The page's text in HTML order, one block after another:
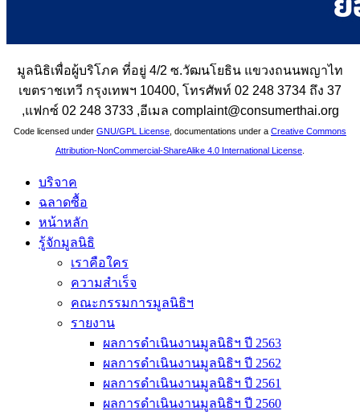
มูลนิธิเพื่อผู้บริโภค ที่อยู่ 4/2 ซ.วัฒนโยธิน แขวงถนนพญาไท
เขตราชเทวี กรุงเทพฯ 10400, โทรศัพท์ 02 248 3734 ถึง 37
,แฟกซ์ 02 248 3733 ,อีเมล complaint@consumerthai.org
Code licensed under GNU/GPL License , documentations under a Creative Commons
Attribution-NonCommercial-ShareAlike 4.0 International License
บริจาค
ฉลาดซื้อ
หน้าหลัก
รู้จักมูลนิธิ
เราคือใคร
ความสำเร็จ
คณะกรรมการมูลนิธิฯ
รายงาน
ผลการดำเนินงานมูลนิธิฯ ปี 2563
ผลการดำเนินงานมูลนิธิฯ ปี 2562
ผลการดำเนินงานมูลนิธิฯ ปี 2561
ผลการดำเนินงานมูลนิธิฯ ปี 2560